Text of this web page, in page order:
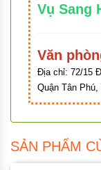
Vụ
Văn
Địa chỉ: 72/15
Quận Tân Phú,
SẢN PHẨM